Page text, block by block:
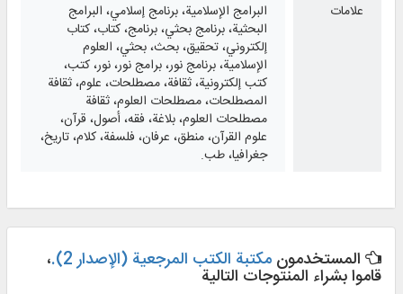
علامات
البرامج الإسلامية، برنامج إسلامي، البرامج
البحثية، برنامج بحثي، برنامج، كتاب، كتاب
إلكتروني، تحقيق، بحث، بحثي، العلوم
الإسلامية، برنامج نور، برامج نور، نور، كتب،
كتب إلكترونية، ثقافة، مصطلحات، علوم، ثقافة
المصطلحات، مصطلحات العلوم، ثقافة
مصطلحات العلوم، بلاغة، فقه، أصول، قرآن،
علوم القرآن، منطق، عرفان، فلسفة، كلام، تاريخ،
جغرافيا، طب.
المستخدمون مكتبة الكتب المرجعية (الإصدار 2). ،
قاموا بشراء المنتوجات التالية